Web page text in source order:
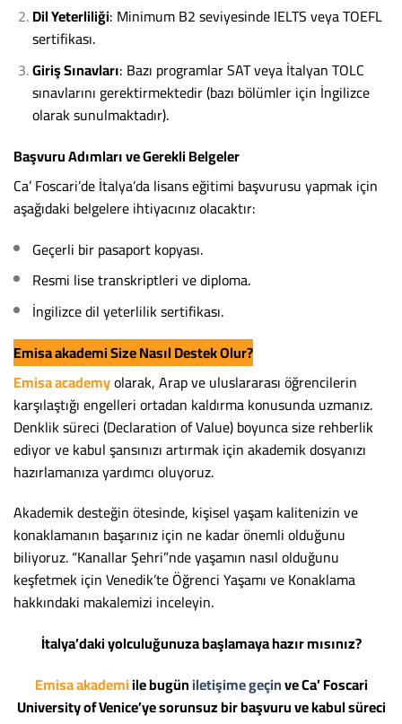
Dil Yeterliliği: Minimum B2 seviyesinde IELTS veya TOEFL
sertifikası.
Giriş Sınavları: Bazı programlar SAT veya İtalyan TOLC
sınavlarını gerektirmektedir (bazı bölümler için İngilizce
olarak sunulmaktadır).
Başvuru Adımları ve Gerekli Belgeler
Ca’ Foscari’de İtalya’da lisans eğitimi başvurusu yapmak için
aşağıdaki belgelere ihtiyacınız olacaktır:
Geçerli bir pasaport kopyası.
Resmi lise transkriptleri ve diploma.
İngilizce dil yeterlilik sertifikası.
Emisa akademiSize Nasıl Destek Olur?
Emisa academyolarak, Arap ve uluslararası öğrencilerin
karşılaştığı engelleri ortadan kaldırma konusunda uzmanız.
Denklik süreci (Declaration of Value) boyunca size rehberlik
ediyor ve kabul şansınızı artırmak için akademik dosyanızı
hazırlamanıza yardımcı oluyoruz.
Akademik desteğin ötesinde, kişisel yaşam kalitenizin ve
konaklamanın başarınız için ne kadar önemli olduğunu
biliyoruz. “Kanallar Şehri”nde yaşamın nasıl olduğunu
keşfetmek için Venedik’te Öğrenci Yaşamı ve Konaklama
hakkındaki makalemizi inceleyin.
İtalya’daki yolculuğunuza başlamaya hazır mısınız?
Emisa akademiile bugüniletişime geçinveCa’ Foscari
University of Venice’ye sorunsuz bir başvuru ve kabul süreci